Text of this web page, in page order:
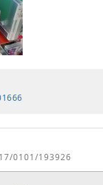
0101/193926